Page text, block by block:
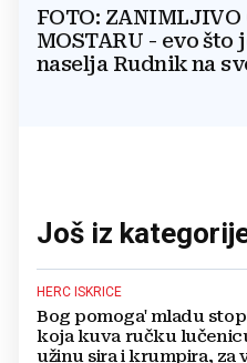
FOTO: ZANIMLJIVO
MOSTARU - evo što
naselja Rudnik na
Još iz
HERC ISKRICE
Bog pomoga' mladu
koja kuva ručku
užinu sira i krumpira, za